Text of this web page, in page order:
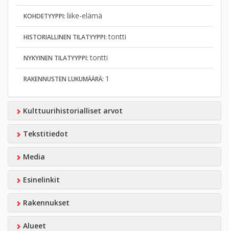
KOHDETYYPPI: liike-elämä
HISTORIALLINEN TILATYYPPI:tontti
NYKYINEN TILATYYPPI:tontti
RAKENNUSTEN LUKUMÄÄRÄ: 1
Kulttuurihistorialliset arvot
Tekstitiedot
Media
Esinelinkit
Rakennukset
Alueet